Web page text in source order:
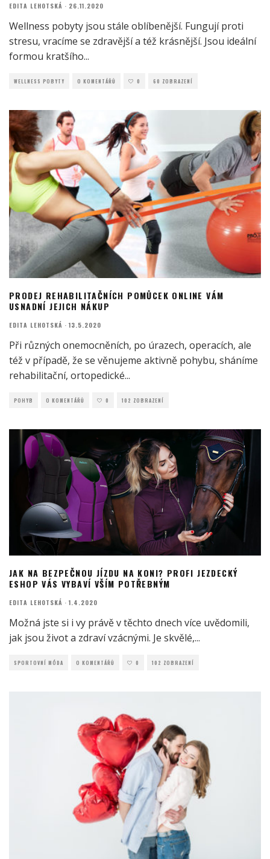
EDITA LEHOTSKÁ · 26.11.2020
Wellness pobyty jsou stále oblíbenější. Fungují proti
stresu, vracíme se zdravější a též krásnější. Jsou ideální
formou kratšího...
WELLNESS POBYTY O KOMENTÁŘŮ 0 60 ZOBRAZENÍ
PRODEJ REHABILITAČNÍCH POMŮCEK ONLINE VÁM
USNADNÍ JEJICH NÁKUP
EDITA LEHOTSKÁ · 13.5.2020
Při různých onemocněních, po úrazech, operacích, ale
též v případě, že se věnujeme aktivně pohybu, sháníme
rehabilitační, ortopedické...
POHYB O KOMENTÁŘŮ 0 102 ZOBRAZENÍ
JAK NA BEZPEČNOU JÍZDU NA KONI? PROFI JEZDECKÝ
ESHOP VÁS VYBAVÍ VŠÍM POTŘEBNÝM
EDITA LEHOTSKÁ · 1.4.2020
Možná jste si i vy právě v těchto dnech více uvědomili,
jak jsou život a zdraví vzácnými. Je skvělé,...
SPORTOVNÍ MÓDA O KOMENTÁŘŮ 0 102 ZOBRAZENÍ